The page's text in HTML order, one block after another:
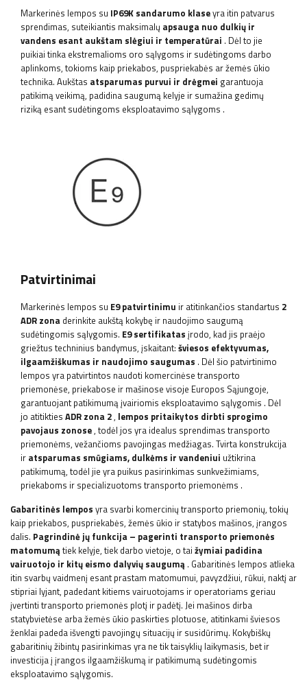
Markerinės lempos su IP69K sandarumo klaseyra itin patvarus
sprendimas, suteikiantis maksimalų apsauga nuo dulkių ir
vandens esant aukštam slėgiui ir temperatūrai . Dėl to jie
puikiai tinka ekstremalioms oro sąlygoms ir sudėtingoms darbo
aplinkoms, tokioms kaip priekabos, puspriekabės ar žemės ūkio
technika. Aukštas atsparumas purvui ir drėgmei garantuoja
patikimą veikimą, padidina saugumą kelyje ir sumažina gedimų
riziką esant sudėtingoms eksploatavimo sąlygoms .
Patvirtinimai
Markerinės lempos su E9 patvirtinimu ir atitinkančios standartus 2
ADR zona derinkite aukštą kokybę ir naudojimo saugumą
sudėtingomis sąlygomis. E9 sertifikatas įrodo, kad jis praėjo
griežtus techninius bandymus, įskaitant: šviesos efektyvumas,
ilgaamžiškumas ir naudojimo saugumas . Dėl šio patvirtinimo
lempos yra patvirtintos naudoti komercinėse transporto
priemonėse, priekabose ir mašinose visoje Europos Sąjungoje,
garantuojant patikimumą įvairiomis eksploatavimo sąlygomis . Dėl
jo atitikties ADR zona 2, lempos pritaikytos dirbti sprogimo
pavojaus zonose, todėl jos yra idealus sprendimas transporto
priemonėms, vežančioms pavojingas medžiagas. Tvirta konstrukcija
ir atsparumas smūgiams, dulkėms ir vandeniui užtikrina
patikimumą, todėl jie yra puikus pasirinkimas sunkvežimiams,
priekaboms ir specializuotoms transporto priemonėms .
Gabaritinės lempos yra svarbi komercinių transporto priemonių, tokių
kaip priekabos, puspriekabės, žemės ūkio ir statybos mašinos, įrangos
dalis. Pagrindinė jų funkcija – pagerinti transporto priemonės
matomumątiek kelyje, tiek darbo vietoje, o tai žymiai padidina
vairuotojo ir kitų eismo dalyvių saugumą . Gabaritinės lempos atlieka
itin svarbų vaidmenį esant prastam matomumui, pavyzdžiui, rūkui, naktį ar
stipriai lyjant, padedant kitiems vairuotojams ir operatoriams geriau
įvertinti transporto priemonės plotį ir padėtį. Jei mašinos dirba
statybvietėse arba žemės ūkio paskirties plotuose, atitinkami šviesos
ženklai padeda išvengti pavojingų situacijų ir susidūrimų. Kokybiškų
gabaritinių žibintų pasirinkimas yra ne tik taisyklių laikymasis, bet ir
investicija į įrangos ilgaamžiškumą ir patikimumą sudėtingomis
eksploatavimo sąlygomis.